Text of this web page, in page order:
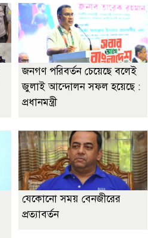
জনগণ পরিবর্তন চেয়েছে বলেই
জুলাই আন্দোলন সফল হয়েছে :
প্রধানমন্ত্রী
যেকোনো সময় বেনজীরের
প্রত্যাবর্তন